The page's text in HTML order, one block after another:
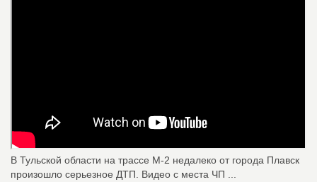
В Тульской области на трассе М-2 недалеко от города Плавск
произошло серьезное ДТП. Видео с места ЧП ...